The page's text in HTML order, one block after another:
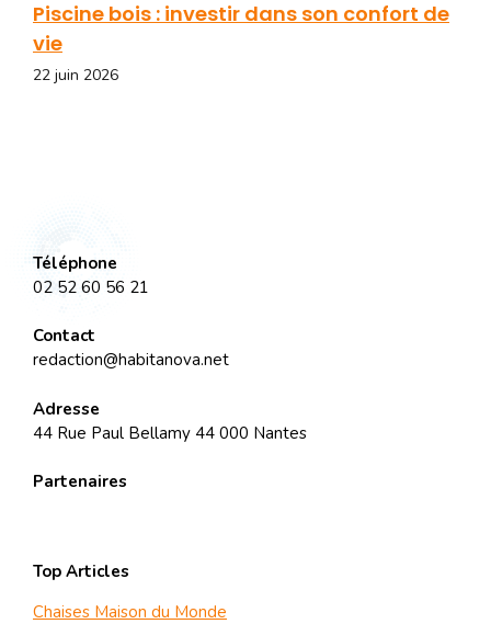
Piscine bois : investir dans son confort de
vie
22 juin 2026
Téléphone
02 52 60 56 21
Contact
redaction@habitanova.net
Adresse
44 Rue Paul Bellamy 44 000 Nantes
Partenaires
Top Articles
Chaises Maison du Monde